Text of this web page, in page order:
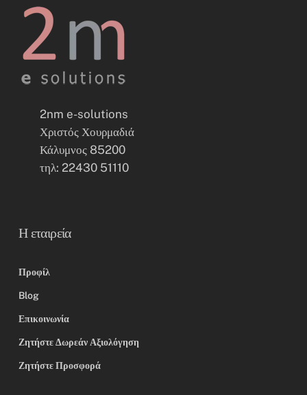
2nm e-solutions
Χριστός Χουρμαδιά
Κάλυμνος 85200
τηλ: 22430 51110
Η εταιρεία
Προφίλ
Blog
Επικοινωνία
Ζητήστε Δωρεάν Αξιολόγηση
Ζητήστε Προσφορά